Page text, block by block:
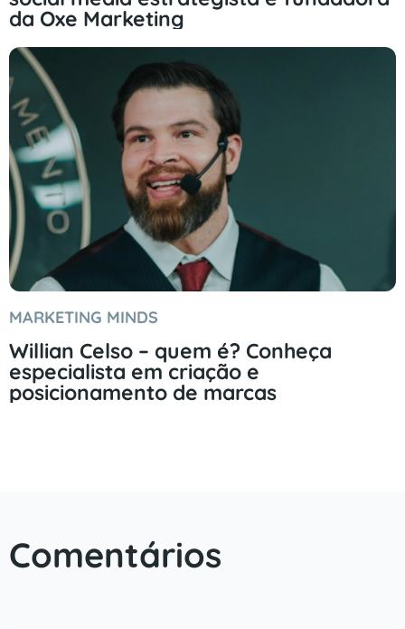
da Oxe Marketing
MARKETING MINDS
Willian Celso – quem é? Conheça
especialista em criação e
posicionamento de marcas
Comentários